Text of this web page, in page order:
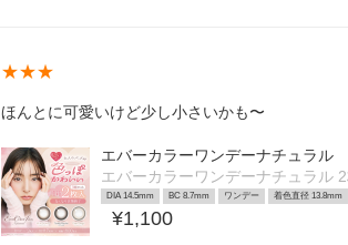
★★★
ほんとに可愛いけど少し小さいかも〜
エバーカラーワンデーナチュラル
エバーカラーワンデーナチュラル
DIA 14.5mm BC 8.7mm ワンデー 着色直径 13.8mm
¥1,100